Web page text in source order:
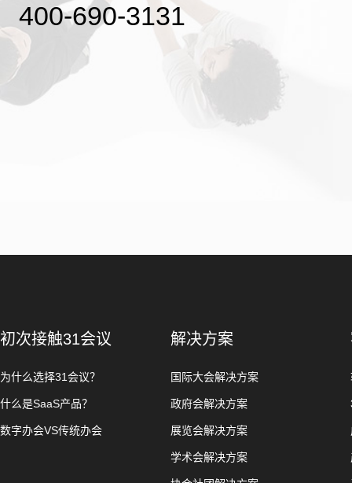
400-690-3131
初次接触31会议
为什么选择31会议？
什么是SaaS产品？
数字办会VS传统办会
解决方案
国际大会解决方案
政府会解决方案
展览会解决方案
学术会解决方案